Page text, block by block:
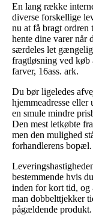
En lang række
diverse forskellige
nu at få bragt ordren
hente dine varer når
særdeles let
fragtløsning ved
farver, 16ass. ark.
Du bør ligeledes
hjemmeadresse
en smule mindre
Den mest letkøbte
men den mulighed
forhandlerens bopæl.
bestemmende hvis
inden for kort tid, og
man dobbelttjekker
pågældende produkt.